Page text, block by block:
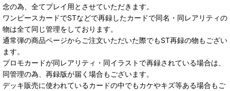
念の為、全てプレイ用とさせていただきます。
ワンピースカードでSTなどで再録したカードで同名・同レアリティの
物は全て同じ管理をしております。
通常弾の商品ページからご注文いただいた際でもST再録の物もござい
ます。
プロモカードが同レアリティ・同イラストで再録されている場合は、
同管理の為、再録版が届く場合もございます。
デッキ販売に使われているカードの中でもカケやキズ等ある場合もご